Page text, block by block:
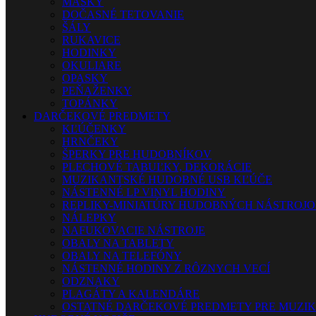
DOČASNÉ TETOVANIE
ŠÁLY
RUKAVICE
HODINKY
OKULIARE
OPASKY
PEŇAŽENKY
TOPÁNKY
DARČEKOVÉ PREDMETY
KĽÚČENKY
HRNČEKY
ŠPERKY PRE HUDOBNÍKOV
PLECHOVÉ TABUĽKY, DEKORÁCIE
MUZIKANTSKÉ HUDOBNÉ USB KĽÚČE
NÁSTENNÉ LP VINYL HODINY
REPLIKY-MINIATÚRY HUDOBNÝCH
NÁLEPKY
NAFUKOVACIE NÁSTROJE
OBALY NA TABLETY
OBALY NA TELEFÓNY
NÁSTENNÉ HODINY Z RÔZNYCH VECÍ
ODZNAKY
PLAGÁTY A KALENDÁRE
OSTATNÉ DARČEKOVÉ PREDMETY PRE